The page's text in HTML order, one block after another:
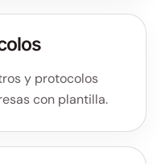
y protocolos
con plantilla.